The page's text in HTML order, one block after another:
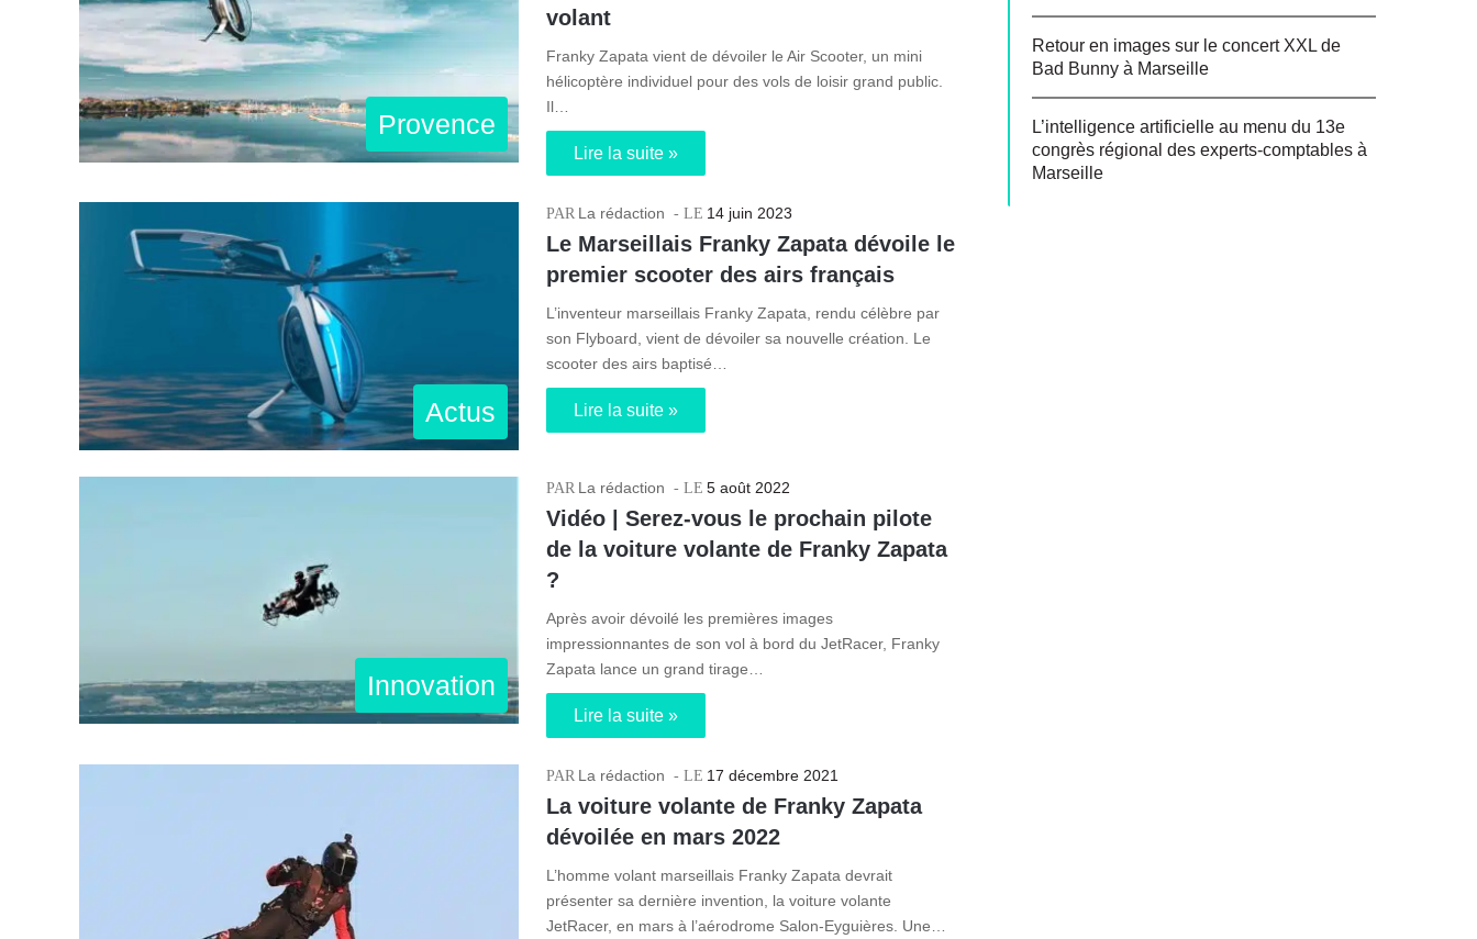
Provence
volant
Franky Zapata vient de dévoiler le Air Scooter, un mini
hélicoptère individuel pour des vols de loisir grand public.
Il…
Lire la suite »
Actus
La rédaction 14 juin 2023
Le Marseillais Franky Zapata dévoile le
premier scooter des airs français
L’inventeur marseillais Franky Zapata, rendu célèbre par
son Flyboard, vient de dévoiler sa nouvelle création. Le
scooter des airs baptisé…
Lire la suite »
Innovation
La rédaction 5 août 2022
Vidéo | Serez-vous le prochain pilote
de la voiture volante de Franky Zapata
?
Après avoir dévoilé les premières images
impressionnantes de son vol à bord du JetRacer, Franky
Zapata lance un grand tirage…
Lire la suite »
La rédaction 17 décembre 2021
La voiture volante de Franky Zapata
dévoilée en mars 2022
L’homme volant marseillais Franky Zapata devrait
présenter sa dernière invention, la voiture volante
JetRacer, en mars à l’aérodrome Salon-Eyguières. Une…
Retour en images sur le concert XXL de
Bad Bunny à Marseille
L’intelligence artificielle au menu du 13e
congrès régional des experts-comptables à
Marseille